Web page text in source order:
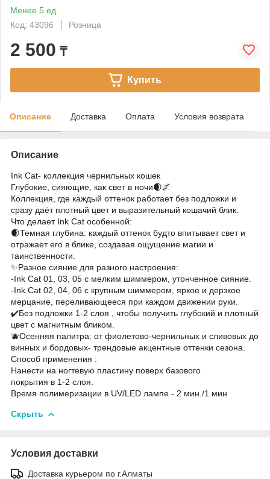
Менее 5 ед.
Код: 43096
Розница
2 500 ₸
Купить
Описание Доставка Оплата Условия возврата
Описание
Ink Cat- коллекция чернильных кошек
Глубокие, сияющие, как свет в ночи🌒🌌
Коллекция, где каждый оттенок работает без подложки и
сразу даёт плотный цвет и выразительный кошачий блик.
Что делает Ink Cat особенной:
🌒Темная глубина: каждый оттенок будто впитывает свет и
отражает его в блике, создавая ощущение магии и
таинственности.
✨Разное сияние для разного настроения:
-Ink Cat 01, 03, 05 с мелким шиммером, утонченное сияние.
-Ink Cat 02, 04, 06 с крупным шиммером, яркое и дерзкое
мерцание, переливающееся при каждом движении руки.
✔️Без подложки 1-2 слоя , чтобы получить глубокий и плотный
цвет с магнитным бликом.
🫐Осенняя палитра: от фиолетово-чернильных и сливовых до
винных и бордовых- трендовые акцентные оттенки сезона.
Способ применения :
Нанести на ногтевую пластину поверх базового
покрытия в 1-2 слоя.
Время полимеризации в UV/LED лампе - 2 мин./1 мин
Скрыть
Условия доставки
Доставка курьером по г.Алматы